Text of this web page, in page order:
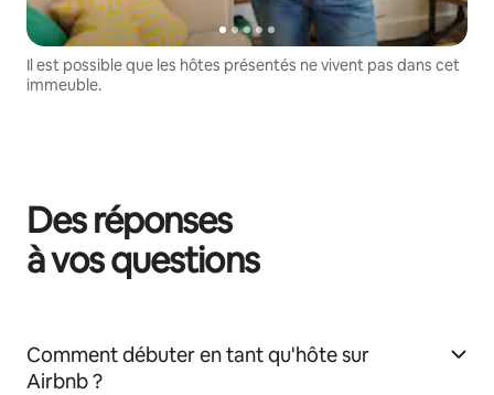
Il est possible que les hôtes présentés ne vivent pas dans cet
immeuble.
Des réponses
à vos questions
Comment débuter en tant qu'hôte sur
Airbnb ?